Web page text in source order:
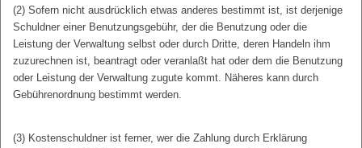
(2) Sofern nicht ausdrücklich etwas anderes bestimmt ist, ist derjenige
Schuldner einer Benutzungsgebühr, der die Benutzung oder die
Leistung der Verwaltung selbst oder durch Dritte, deren Handeln ihm
zuzurechnen ist, beantragt oder veranlaßt hat oder dem die Benutzung
oder Leistung der Verwaltung zugute kommt. Näheres kann durch
Gebührenordnung bestimmt werden.
(3) Kostenschuldner ist ferner, wer die Zahlung durch Erklärung